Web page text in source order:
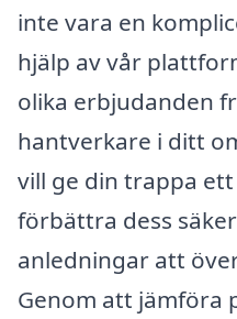
inte vara en
hjälp av vår
olika erbjudanden
hantverkare i ditt
vill ge din trappa
förbättra dess
anledningar att
Genom att jämföra